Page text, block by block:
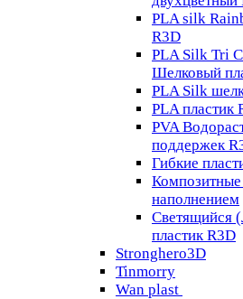
PLA silk
R3D
PLA Silk Tri
Шелковый
PLA Silk
PLA пластик
PVA
поддержек
Гибкие
Композитные
наполнением
Светящийся
пластик R3D
Stronghero3D
Tinmorry
Wan plast